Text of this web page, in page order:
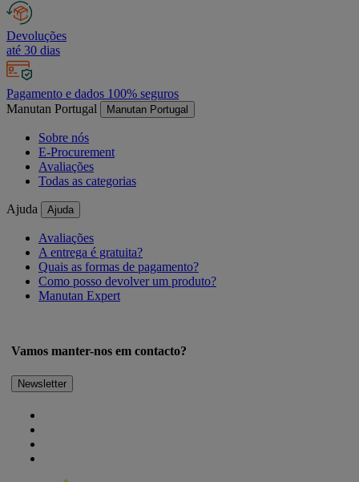
Devoluções
até 30 dias
Pagamento e dados 100% seguros
Manutan Portugal
Manutan Portugal
Sobre nós
E-Procurement
Avaliações
Todas as categorias
Ajuda Ajuda
Avaliações
A entrega é gratuita?
Quais as formas de pagamento?
Como posso devolver um produto?
Manutan Expert
Vamos manter-nos em contacto?
Newsletter